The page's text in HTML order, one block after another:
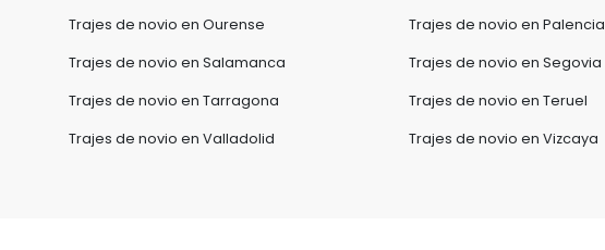
Trajes de novio en Ourense Trajes de novio en Palencia
Trajes de novio en Salamanca Trajes de novio en Segovia
Trajes de novio en Tarragona Trajes de novio en Teruel
Trajes de novio en Valladolid Trajes de novio en Vizcaya